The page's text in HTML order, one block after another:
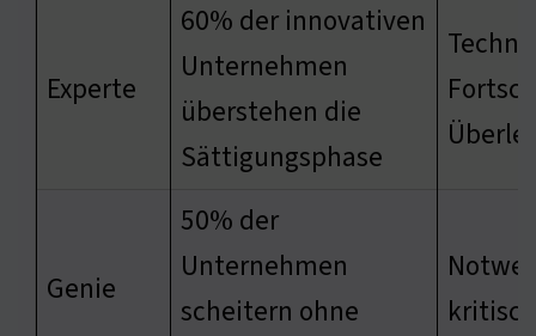
Experte
60% der innovativen
Unternehmen
überstehen die
Sättigungsphase
Genie
50% der
Unternehmen
scheitern ohne